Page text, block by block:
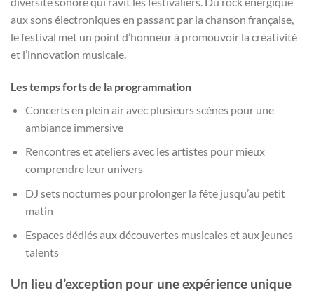
aux sons électroniques en passant par la chanson française,
le festival met un point d’honneur à promouvoir la créativité
et l’innovation musicale.
Les temps forts de la programmation
Concerts en plein air avec plusieurs scènes pour une
ambiance immersive
Rencontres et ateliers avec les artistes pour mieux
comprendre leur univers
DJ sets nocturnes pour prolonger la fête jusqu’au petit
matin
Espaces dédiés aux découvertes musicales et aux jeunes
talents
Un lieu d’exception pour une expérience unique